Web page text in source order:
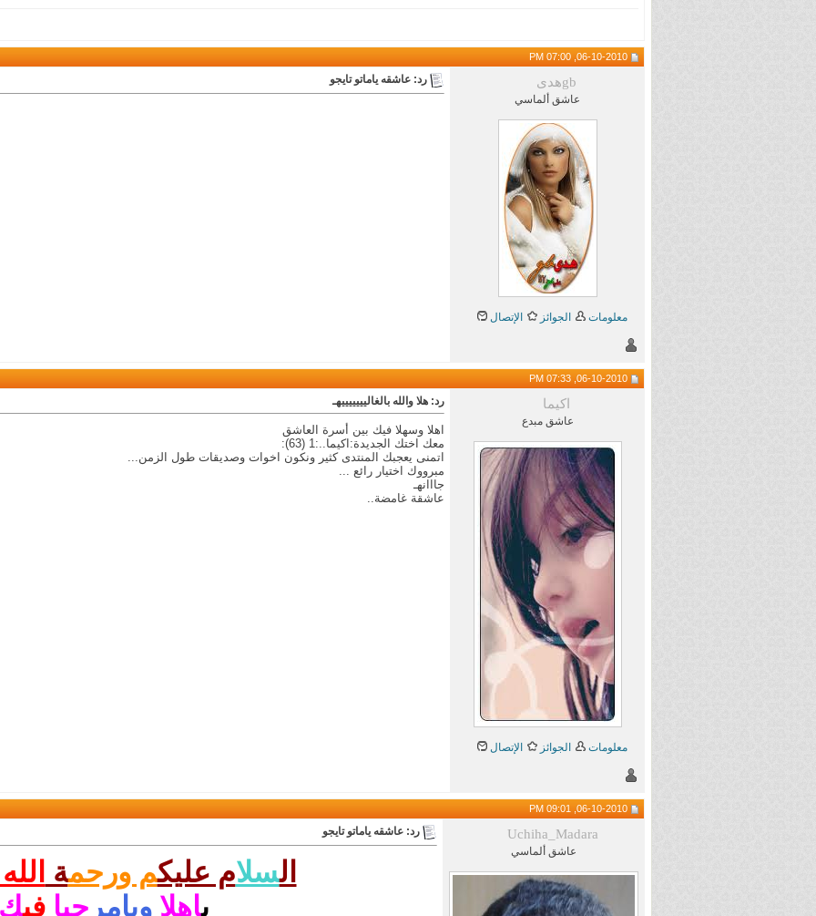
هدىgb
عاشق ألماسي
معلومات الجوائز الإتصال
رد: عاشقه ياماتو تايجو
اكيما
عاشق مبدع
معلومات الجوائز الإتصال
رد: هلا والله بالغاليييييييهـ
اهلا وسهلا فيك بين أسرة العاشق
معك اختك الجديدة:اكيما..:1 (63):
اتمنى يعجبك المنتدى كثير ونكون اخوات وصديقات طول الزمن...
مبرووك اختيار رائع ...
جااانهـ
عاشقة غامضة..
Uchiha_Madara
عاشق ألماسي
رد: عاشقه ياماتو تايجو
السلام عليكم ورحمة
ياهلا ويامر حبا في